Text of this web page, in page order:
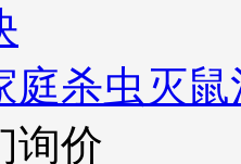
庭杀虫灭
询价